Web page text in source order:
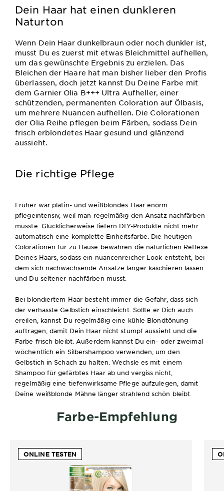
Dein Haar hat einen dunkleren
Naturton
Wenn Dein Haar dunkelbraun oder noch dunkler ist,
musst Du es zuerst mit etwas Bleichmittel aufhellen,
um das gewünschte Ergebnis zu erzielen. Das
Bleichen der Haare hat man bisher lieber den Profis
überlassen, doch jetzt kannst Du Deine Farbe mit
dem Garnier Olia B+++ Ultra Aufheller, einer
schützenden, permanenten Coloration auf Ölbasis,
um mehrere Nuancen aufhellen. Die Colorationen
der Olia Reihe pflegen beim Färben, sodass Dein
frisch erblondetes Haar gesund und glänzend
aussieht.
Die richtige Pflege
Früher war platin- und weißblondes Haar enorm
pflegeintensiv, weil man regelmäßig den Ansatz nachfärben
musste. Glücklicherweise liefern DIY-Produkte nicht mehr
automatisch eine komplette Einheitsfarbe. Die heutigen
Colorationen für zu Hause bewahren die natürlichen Reflexe
Deines Haars, sodass ein nuancenreicher Look entsteht, bei
dem sich nachwachsende Ansätze länger kaschieren lassen
und Du seltener nachfärben musst.
Bei blondiertem Haar besteht immer die Gefahr, dass sich
der verhasste Gelbstich einschleicht. Sollte er Dich auch
ereilen, kannst Du regelmäßig eine kühle Blondtönung
auftragen, damit Dein Haar nicht stumpf aussieht und die
Farbe frisch bleibt. Außerdem kannst Du ein- oder zweimal
wöchentlich ein Silbershampoo verwenden, um den
Gelbstich in Schach zu halten. Wechsle es mit einem
Shampoo für gefärbtes Haar ab und vergiss nicht,
regelmäßig eine tiefenwirksame Pflege aufzulegen, damit
Deine weißblonde Mähne länger strahlend schön bleibt.
Farbe-Empfehlung
ONLINE TESTEN